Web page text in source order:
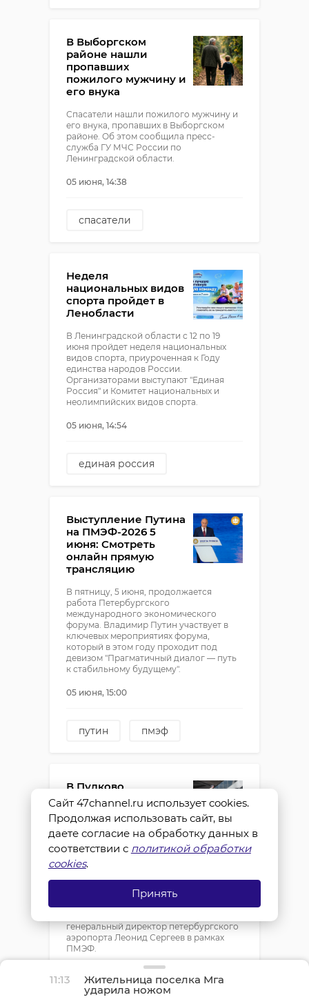
В Выборгском
районе нашли
пропавших
пожилого мужчину и
его внука
Спасатели нашли пожилого мужчину и
его внука, пропавших в Выборгском
районе. Об этом сообщила пресс-
служба ГУ МЧС России по
Ленинградской области.
05 июня, 14:38
спасатели
Неделя
национальных видов
спорта пройдет в
Ленобласти
В Ленинградской области с 12 по 19
июня пройдет неделя национальных
видов спорта, приуроченная к Году
единства народов России.
Организаторами выступают "Единая
Россия" и Комитет национальных и
неолимпийских видов спорта.
05 июня, 14:54
единая россия
Выступление Путина
на ПМЭФ-2026 5
июня: Смотреть
онлайн прямую
трансляцию
В пятницу, 5 июня, продолжается
работа Петербургского
международного экономического
форума. Владимир Путин участвует в
ключевых мероприятиях форума,
который в этом году проходит под
девизом "Прагматичный диалог — путь
к стабильному будущему".
05 июня, 15:00
путин пмэф
В Пулково
рассказали о работе
аэропорта в
условиях
участившихся атак
БПЛА
Участившиеся атаки вражеских
беспилотников на Ленинградскую
область и введение временных
генеральный директор петербургского
аэропорта Леонид Сергеев в рамках
ПМЭФ.
11:13 Жительница поселка Мга
ударила ножом
знакомого во время
Сайт 47channel.ru использует cookies.
Продолжая использовать сайт, вы
даете согласие на обработку данных в
соответствии с политикой обработки
cookies.
Принять